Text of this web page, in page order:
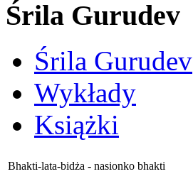
Śrila Gurudev
Śrila Gurudev
Wykłady
Książki
Bhakti-lata-bidża - nasionko bhakti